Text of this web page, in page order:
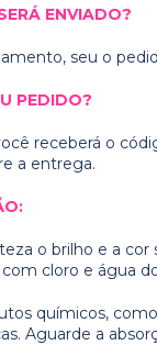
ENVIADO?
seu o
PEDIDO?
receberá o
a entrega.
o brilho e a
cloro e água
químicos,
Aguarde a